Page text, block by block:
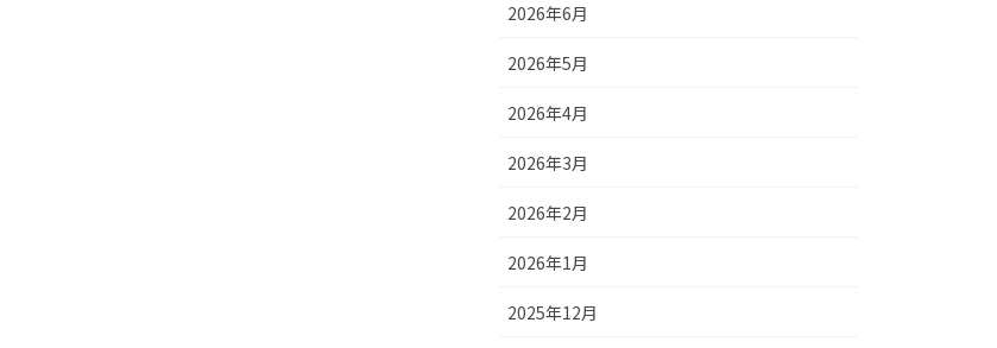
2026年6月
2026年5月
2026年4月
2026年3月
2026年2月
2026年1月
2025年12月